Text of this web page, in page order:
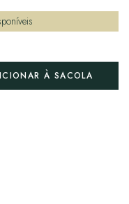
À SACOLA